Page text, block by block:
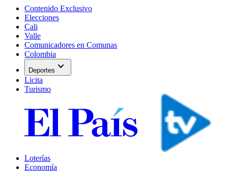
Contenido Exclusivo
Elecciones
Cali
Valle
Comunicadores en Comunas
Colombia
Deportes expand_more
Licita
Turismo
Loterías
Economía